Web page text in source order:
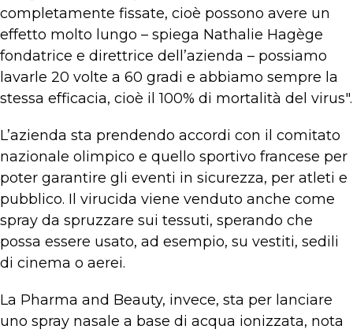
completamente fissate, cioè possono avere un
effetto molto lungo – spiega Nathalie Hagège
fondatrice e direttrice dell’azienda – possiamo
lavarle 20 volte a 60 gradi e abbiamo sempre la
stessa efficacia, cioè il 100% di mortalità del virus".
L’azienda sta prendendo accordi con il comitato
nazionale olimpico e quello sportivo francese per
poter garantire gli eventi in sicurezza, per atleti e
pubblico. Il virucida viene venduto anche come
spray da spruzzare sui tessuti, sperando che
possa essere usato, ad esempio, su vestiti, sedili
di cinema o aerei.
La Pharma and Beauty, invece, sta per lanciare
uno spray nasale a base di acqua ionizzata, nota